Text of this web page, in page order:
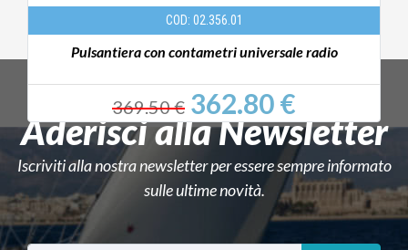
COD: 02.356.01
Pulsantiera con contametri universale radio
369.50 € 362.80 €
Aderisci alla Newsletter
Iscriviti alla nostra newsletter per essere sempre informato
sulle ultime novità.